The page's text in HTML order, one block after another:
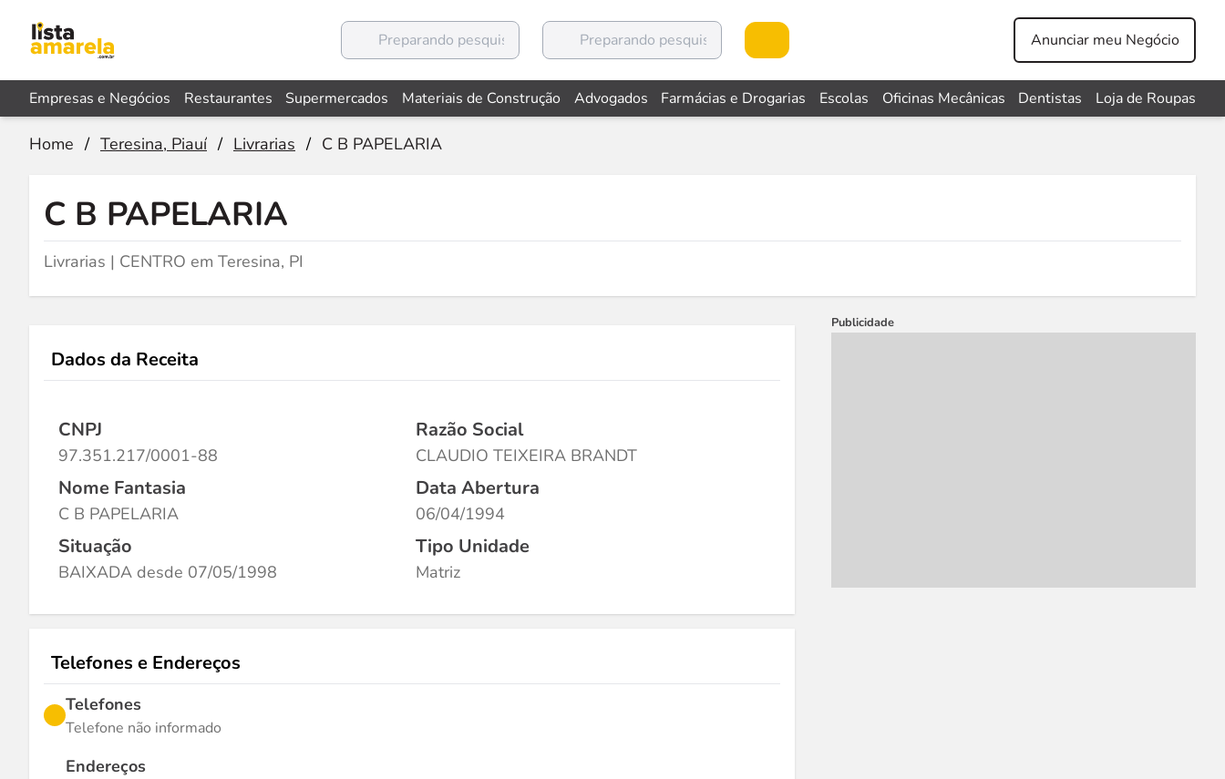
Anunciar meu Negócio
Empresas e Negócios Restaurantes Supermercados Materiais de Construção Advogados Farmácias e Drogarias Escolas Oficinas Mecânicas Dentistas Loja de Roupas
Home / Teresina, Piauí / Livrarias / C B PAPELARIA
C B PAPELARIA
Livrarias | CENTRO em Teresina, PI
Dados da Receita
CNPJ
97.351.217/0001-88
Razão Social
CLAUDIO TEIXEIRA BRANDT
Nome Fantasia
C B PAPELARIA
Data Abertura
06/04/1994
Situação
BAIXADA desde 07/05/1998
Tipo Unidade
Matriz
Telefones e Endereços
Telefones
Telefone não informado
Endereços
Publicidade